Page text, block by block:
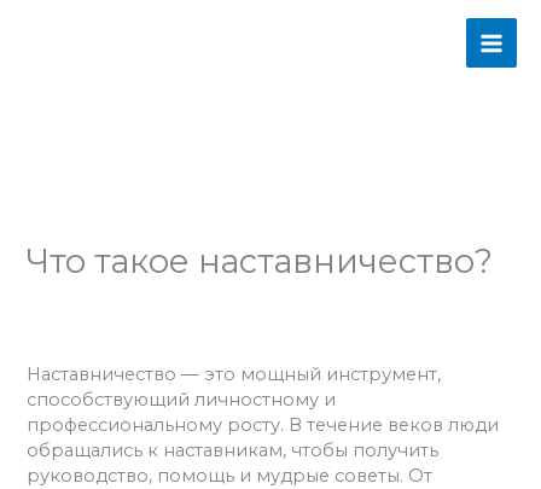
Что такое наставничество?
Наставничество — это мощный инструмент,
способствующий личностному и
профессиональному росту. В течение веков люди
обращались к наставникам, чтобы получить
руководство, помощь и мудрые советы. От